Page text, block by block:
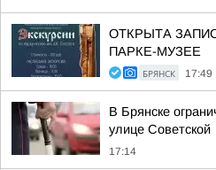
ОТКРЫТА
ПАРКЕ-МУЗЕЕ
БРЯНСК 17:49
В Брянске
улице Советской
17:14